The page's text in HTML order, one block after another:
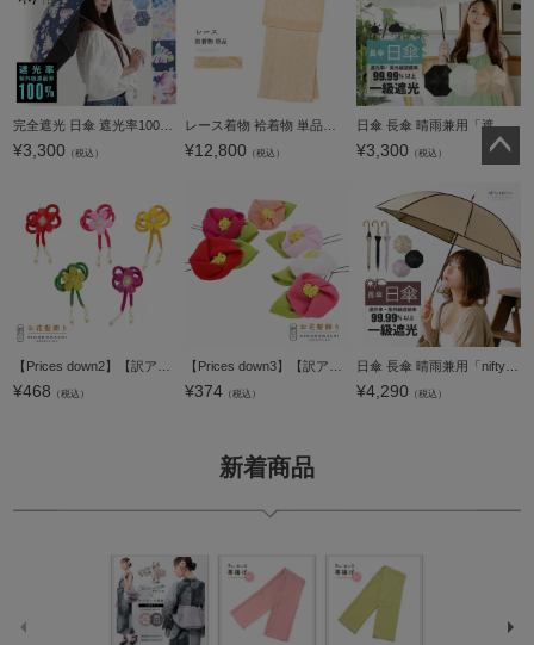
¥3,300 （税込） ¥12,800 （税込）
日傘 長傘 晴雨兼用「遮光ラインフラワー(2413)」遮光 遮熱 撥水 はっ水 防水 UVカット PU加工 一級遮光 女性用 レディース women's プレゼント ギフト 母の日 誕生日【メール便不可】
¥3,300 （税込）
¥468 （税込） ¥374 （税込）
日傘 長傘 晴雨兼用「nifty colors 遮光パイピング 2369」遮光 遮熱 撥水 はっ水 防水 UVカット PU加工 一級遮光 女性用 レディース women's プレゼント ギフト 母の日 誕生日【メール便不可】ss2503wkm10
¥4,290 （税込）
新着商品
ジト
ップ
へ